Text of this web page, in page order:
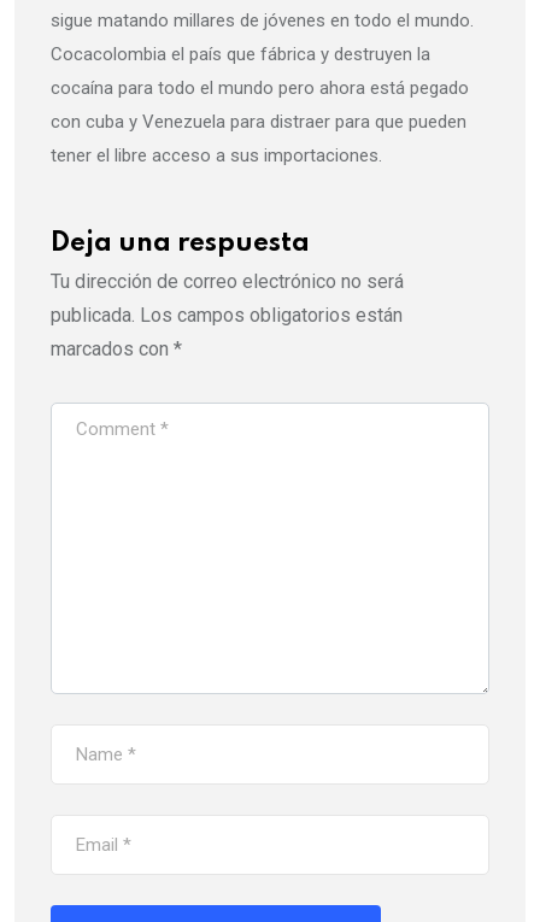
sigue matando millares de jóvenes en todo el mundo.
Cocacolombia el país que fábrica y destruyen la
cocaína para todo el mundo pero ahora está pegado
con cuba y Venezuela para distraer para que pueden
tener el libre acceso a sus importaciones.
Deja una respuesta
Tu dirección de correo electrónico no será
publicada. Los campos obligatorios están
marcados con *